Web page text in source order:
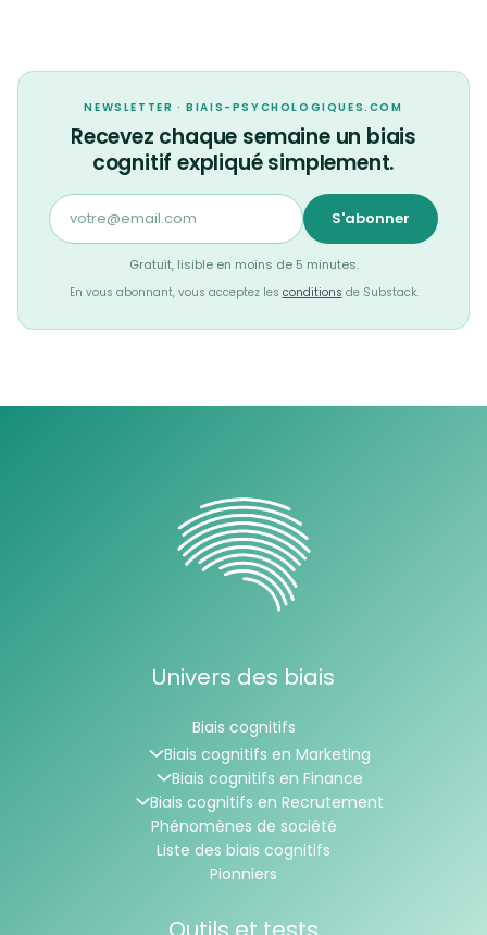
NEWSLETTER · BIAIS-PSYCHOLOGIQUES.COM
Recevez chaque semaine un biais
cognitif expliqué simplement.
S'abonner
Gratuit, lisible en moins de 5 minutes.
En vous abonnant, vous acceptez les conditions de Substack.
Univers des biais
Biais cognitifs
Biais cognitifs en Marketing
Biais cognitifs en Finance
Biais cognitifs en Recrutement
Phénomènes de société
Liste des biais cognitifs
Pionniers